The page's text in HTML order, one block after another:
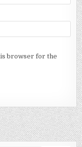
browser for the